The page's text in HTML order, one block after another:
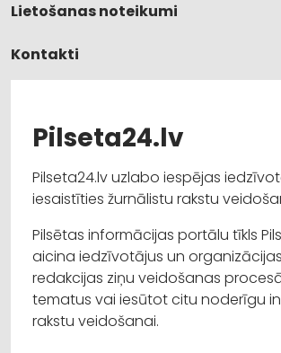
Lietošanas noteikumi
Kontakti
Pilseta24.lv
Pilseta24.lv uzlabo iespējas
iesaistīties žurnālistu rakstu
Pilsētas informācijas portālu tīkls
aicina iedzīvotājus un
redakcijas ziņu veidošanas
tematus vai iesūtot citu noderīgu
rakstu veidošanai.